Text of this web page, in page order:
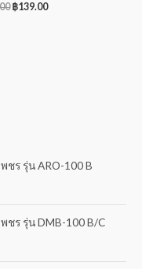
฿139.00
ชร รุ่น ARO-100 B
ชร รุ่น DMB-100 B/C